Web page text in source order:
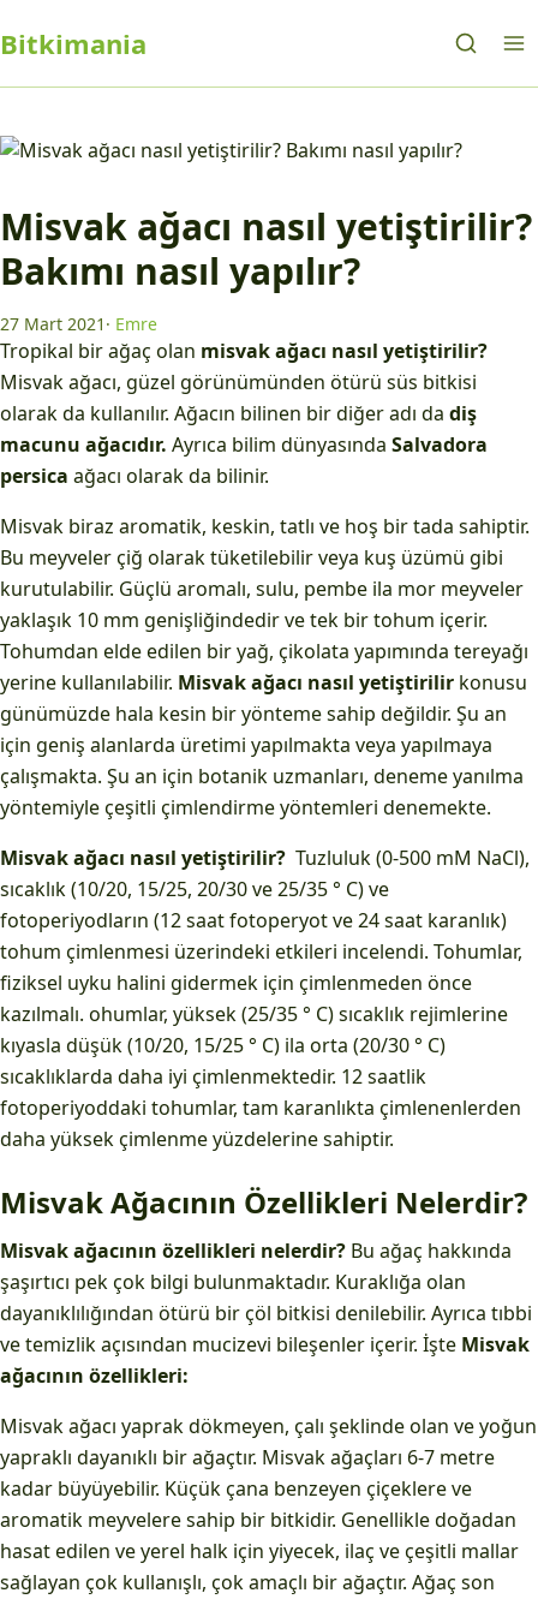
Bitkimania
Misvak ağacı nasıl yetiştirilir?
Bakımı nasıl yapılır?
27 Mart 2021 · Emre
Tropikal bir ağaç olan misvak ağacı nasıl yetiştirilir?
Misvak ağacı, güzel görünümünden ötürü süs bitkisi
olarak da kullanılır. Ağacın bilinen bir diğer adı da diş
macunu ağacıdır. Ayrıca bilim dünyasında Salvadora
persica ağacı olarak da bilinir.
Misvak biraz aromatik, keskin, tatlı ve hoş bir tada sahiptir.
Bu meyveler çiğ olarak tüketilebilir veya kuş üzümü gibi
kurutulabilir. Güçlü aromalı, sulu, pembe ila mor meyveler
yaklaşık 10 mm genişliğindedir ve tek bir tohum içerir.
Tohumdan elde edilen bir yağ, çikolata yapımında tereyağı
yerine kullanılabilir. Misvak ağacı nasıl yetiştirilir konusu
günümüzde hala kesin bir yönteme sahip değildir. Şu an
için geniş alanlarda üretimi yapılmakta veya yapılmaya
çalışmakta. Şu an için botanik uzmanları, deneme yanılma
yöntemiyle çeşitli çimlendirme yöntemleri denemekte.
Misvak ağacı nasıl yetiştirilir? Tuzluluk (0-500 mM NaCl),
sıcaklık (10/20, 15/25, 20/30 ve 25/35 ° C) ve
fotoperiyodların (12 saat fotoperyot ve 24 saat karanlık)
tohum çimlenmesi üzerindeki etkileri incelendi. Tohumlar,
fiziksel uyku halini gidermek için çimlenmeden önce
kazılmalı. ohumlar, yüksek (25/35 ° C) sıcaklık rejimlerine
kıyasla düşük (10/20, 15/25 ° C) ila orta (20/30 ° C)
sıcaklıklarda daha iyi çimlenmektedir. 12 saatlik
fotoperiyoddaki tohumlar, tam karanlıkta çimlenenlerden
daha yüksek çimlenme yüzdelerine sahiptir.
Misvak Ağacının Özellikleri Nelerdir?
Misvak ağacının özellikleri nelerdir? Bu ağaç hakkında
şaşırtıcı pek çok bilgi bulunmaktadır. Kuraklığa olan
dayanıklılığından ötürü bir çöl bitkisi denilebilir. Ayrıca tıbbi
ve temizlik açısından mucizevi bileşenler içerir. İşte Misvak
ağacının özellikleri:
Misvak ağacı yaprak dökmeyen, çalı şeklinde olan ve yoğun
yapraklı dayanıklı bir ağaçtır. Misvak ağaçları 6-7 metre
kadar büyüyebilir. Küçük çana benzeyen çiçeklere ve
aromatik meyvelere sahip bir bitkidir. Genellikle doğadan
hasat edilen ve yerel halk için yiyecek, ilaç ve çeşitli mallar
sağlayan çok kullanışlı, çok amaçlı bir ağaçtır. Ağaç son